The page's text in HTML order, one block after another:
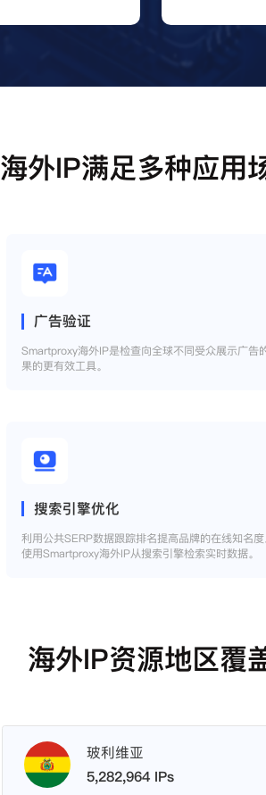
海外IP满足多种应用
广告验证
Smartproxy海外IP是检查向全球不同受众展示广告
果的更有效工具。
搜索引擎优化
利用公共SERP数据跟踪排名提高品牌的在线知名度
使用Smartproxy海外IP从搜索引擎检索实时数据。
海外IP资源地区覆
玻利维亚
5,282,964 IPs